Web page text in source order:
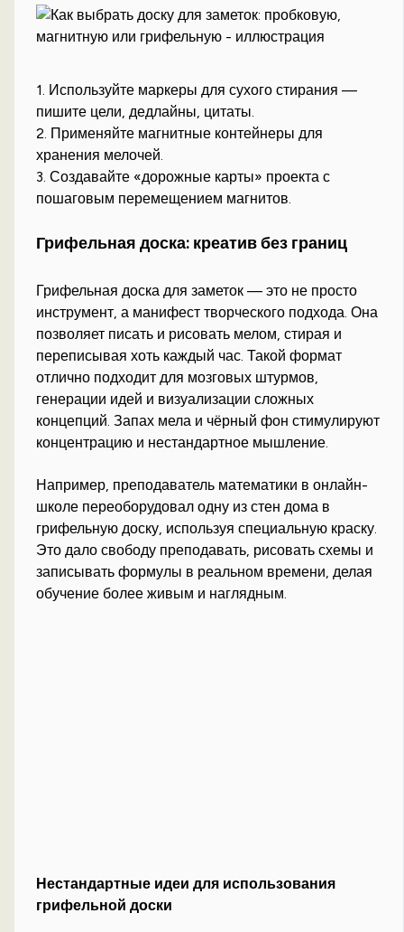
1. Используйте маркеры для сухого стирания —
пишите цели, дедлайны, цитаты.
2. Применяйте магнитные контейнеры для
хранения мелочей.
3. Создавайте «дорожные карты» проекта с
пошаговым перемещением магнитов.
Грифельная доска: креатив без границ
Грифельная доска для заметок — это не просто
инструмент, а манифест творческого подхода. Она
позволяет писать и рисовать мелом, стирая и
переписывая хоть каждый час. Такой формат
отлично подходит для мозговых штурмов,
генерации идей и визуализации сложных
концепций. Запах мела и чёрный фон стимулируют
концентрацию и нестандартное мышление.
Например, преподаватель математики в онлайн-
школе переоборудовал одну из стен дома в
грифельную доску, используя специальную краску.
Это дало свободу преподавать, рисовать схемы и
записывать формулы в реальном времени, делая
обучение более живым и наглядным.
Нестандартные идеи для использования
грифельной доски